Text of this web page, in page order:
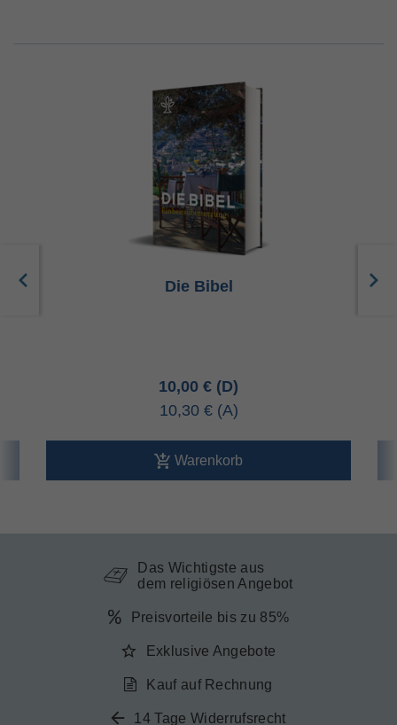
Die Bibel
10,00 €
10,30 €
Warenkorb
Das Wichtigste aus
dem religiösen Angebot
Preisvorteile bis zu 85%
Exklusive Angebote
Kauf auf Rechnung
14 Tage Widerrufsrecht